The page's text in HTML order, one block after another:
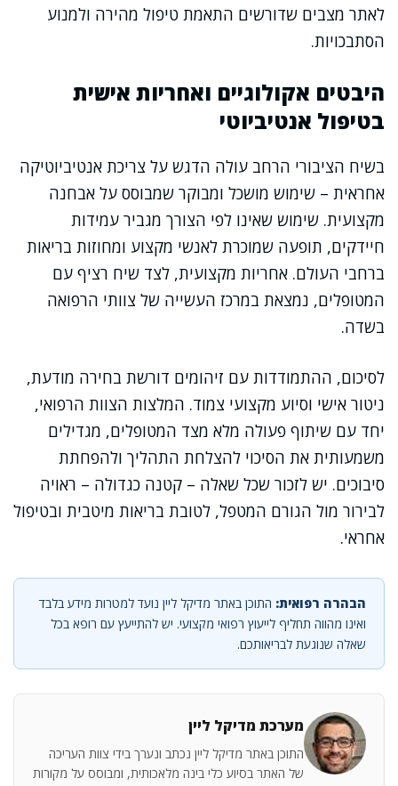
לאתר מצבים שדורשים התאמת טיפול מהירה ולמנוע
הסתבכויות.
היבטים אקולוגיים ואחריות אישית
בטיפול אנטיביוטי
בשיח הציבורי הרחב עולה הדגש על צריכת אנטיביוטיקה
אחראית – שימוש מושכל ומבוקר שמבוסס על אבחנה
מקצועית. שימוש שאינו לפי הצורך מגביר עמידות
חיידקים, תופעה שמוכרת לאנשי מקצוע ומחוזות בריאות
ברחבי העולם. אחריות מקצועית, לצד שיח רציף עם
המטופלים, נמצאת במרכז העשייה של צוותי הרפואה
בשדה.
לסיכום, ההתמודדות עם זיהומים דורשת בחירה מודעת,
ניטור אישי וסיוע מקצועי צמוד. המלצות הצוות הרפואי,
יחד עם שיתוף פעולה מלא מצד המטופלים, מגדילים
משמעותית את הסיכוי להצלחת התהליך ולהפחתת
סיבוכים. יש לזכור שכל שאלה – קטנה כגדולה – ראויה
לבירור מול הגורם המטפל, לטובת בריאות מיטבית ובטיפול
אחראי.
הבהרה רפואית: התוכן באתר מדיקל ליין נועד למטרות מידע בלבד
ואינו מהווה תחליף לייעוץ רפואי מקצועי. יש להתייעץ עם רופא בכל
שאלה שנוגעת לבריאותכם.
מערכת מדיקל ליין
התוכן באתר מדיקל ליין נכתב ונערך בידי צוות העריכה
של האתר בסיוע כלי בינה מלאכותית, ומבוסס על מקורות